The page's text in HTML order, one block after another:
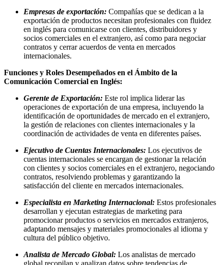
Empresas de exportación: Compañías que se dedican a la
exportación de productos necesitan profesionales con fluidez
en inglés para comunicarse con clientes, distribuidores y
socios comerciales en el extranjero, así como para negociar
contratos y cerrar acuerdos de venta en mercados
internacionales.
Funciones y Roles Desempeñados en el Ámbito de la
Comunicación Comercial en Inglés:
Gerente de Exportación: Este rol implica liderar las
operaciones de exportación de una empresa, incluyendo la
identificación de oportunidades de mercado en el extranjero,
la gestión de relaciones con clientes internacionales y la
coordinación de actividades de venta en diferentes países.
Ejecutivo de Cuentas Internacionales: Los ejecutivos de
cuentas internacionales se encargan de gestionar la relación
con clientes y socios comerciales en el extranjero, negociando
contratos, resolviendo problemas y garantizando la
satisfacción del cliente en mercados internacionales.
Especialista en Marketing Internacional: Estos profesionales
desarrollan y ejecutan estrategias de marketing para
promocionar productos o servicios en mercados extranjeros,
adaptando mensajes y materiales promocionales al idioma y
cultura del público objetivo.
Analista de Mercado Global: Los analistas de mercado